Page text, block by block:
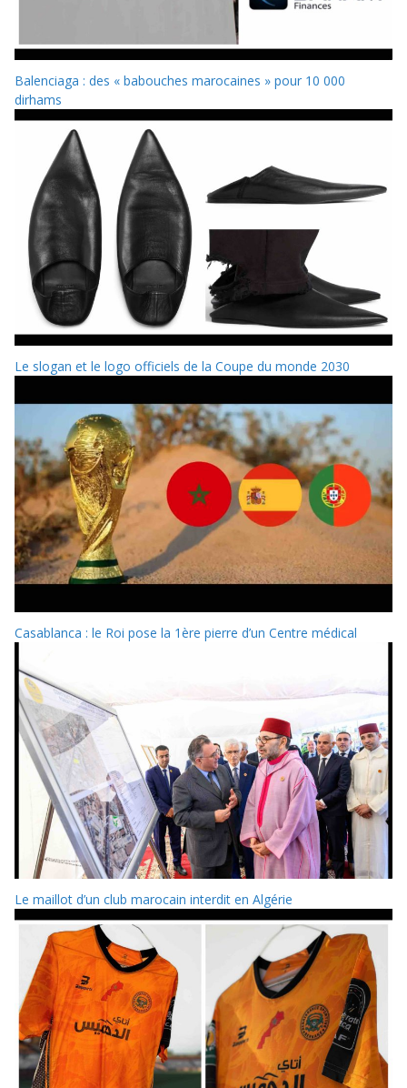
Balenciaga : des « babouches marocaines » pour 10 000
dirhams
Le slogan et le logo officiels de la Coupe du monde 2030
Casablanca : le Roi pose la 1ère pierre d’un Centre médical
Le maillot d’un club marocain interdit en Algérie